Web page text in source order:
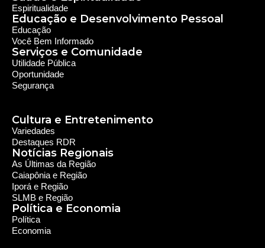
Política e Economia
Política
Economia
As Últimas da Região
Caiapônia e Região
Iporá e Região
SLMB e Região
© 2024 RDR Rede Diocesana de Rádio - Todos os